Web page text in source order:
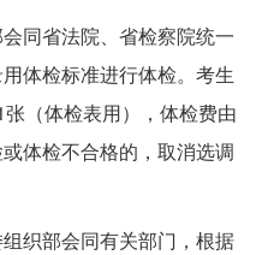
同省法院、省检察院统一
体检标准进行体检。考生
（体检表用），体检费由
体检不合格的，取消选调
织部会同有关部门，根据